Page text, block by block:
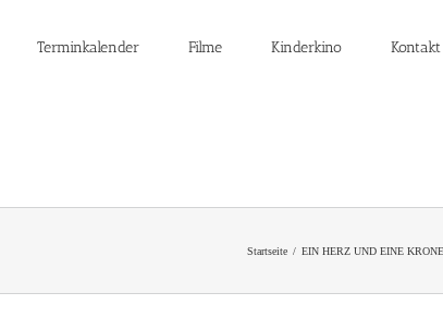
Terminkalender Filme Kinderkino
Startseite EIN HERZ UND EINE